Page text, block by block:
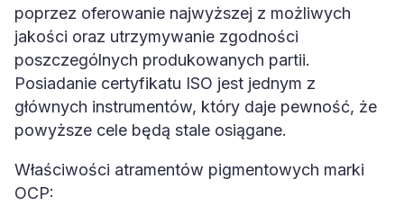
poprzez oferowanie najwyższej z możliwych
jakości oraz utrzymywanie zgodności
poszczególnych produkowanych partii.
Posiadanie certyfikatu ISO jest jednym z
głównych instrumentów, który daje pewność, że
powyższe cele będą stale osiągane.
Właściwości atramentów pigmentowych marki
OCP: